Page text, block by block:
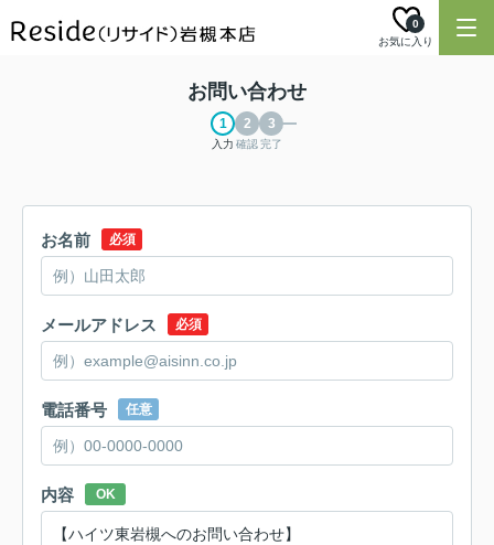
お気に入り
0
お問い合わせ
入力 確認完了
お名前 必須
メールアドレス 必須
電話番号 任意
内容 OK